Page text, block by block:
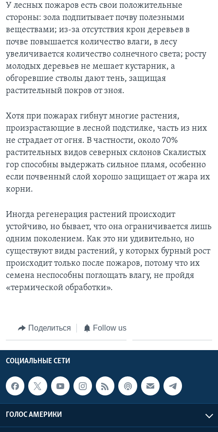
У лесных пожаров есть свои положительные
стороны: зола подпитывает почву полезными
веществами; из-за отсутствия крон деревьев в
почве повышается количество влаги, в лесу
увеличивается количество солнечного света; росту
молодых деревьев не мешает кустарник, а
обгоревшие стволы дают тень, защищая
растительный покров от зноя.
Хотя при пожарах гибнут многие растения,
произрастающие в лесной подстилке, часть из них
не страдает от огня. В частности, около 70%
растительных видов северных склонов Скалистых
гор способны выдержать сильное пламя, особенно
если почвенный слой хорошо защищает от жара их
корни.
Иногда регенерация растений происходит
устойчиво, но бывает, что она ограничивается лишь
одним поколением. Как это ни удивительно, но
существуют виды растений, у которых бурный рост
происходит только после пожаров, потому что их
семена неспособны поглощать влагу, не пройдя
«термической обработки».
Поделиться Follow us
СОЦИАЛЬНЫЕ СЕТИ
ГОЛОС АМЕРИКИ